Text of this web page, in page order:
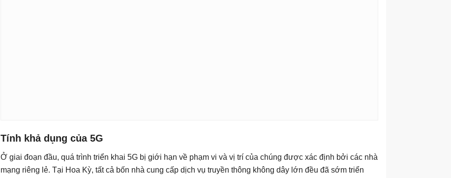
Tính khả dụng của 5G
Ở giai đoạn đầu, quá trình triển khai 5G bị giới hạn về phạm vi và vị trí của chúng được xác định bởi các nhà
mạng riêng lẻ. Tại Hoa Kỳ, tất cả bốn nhà cung cấp dịch vụ truyền thông không dây lớn đều đã sớm triển